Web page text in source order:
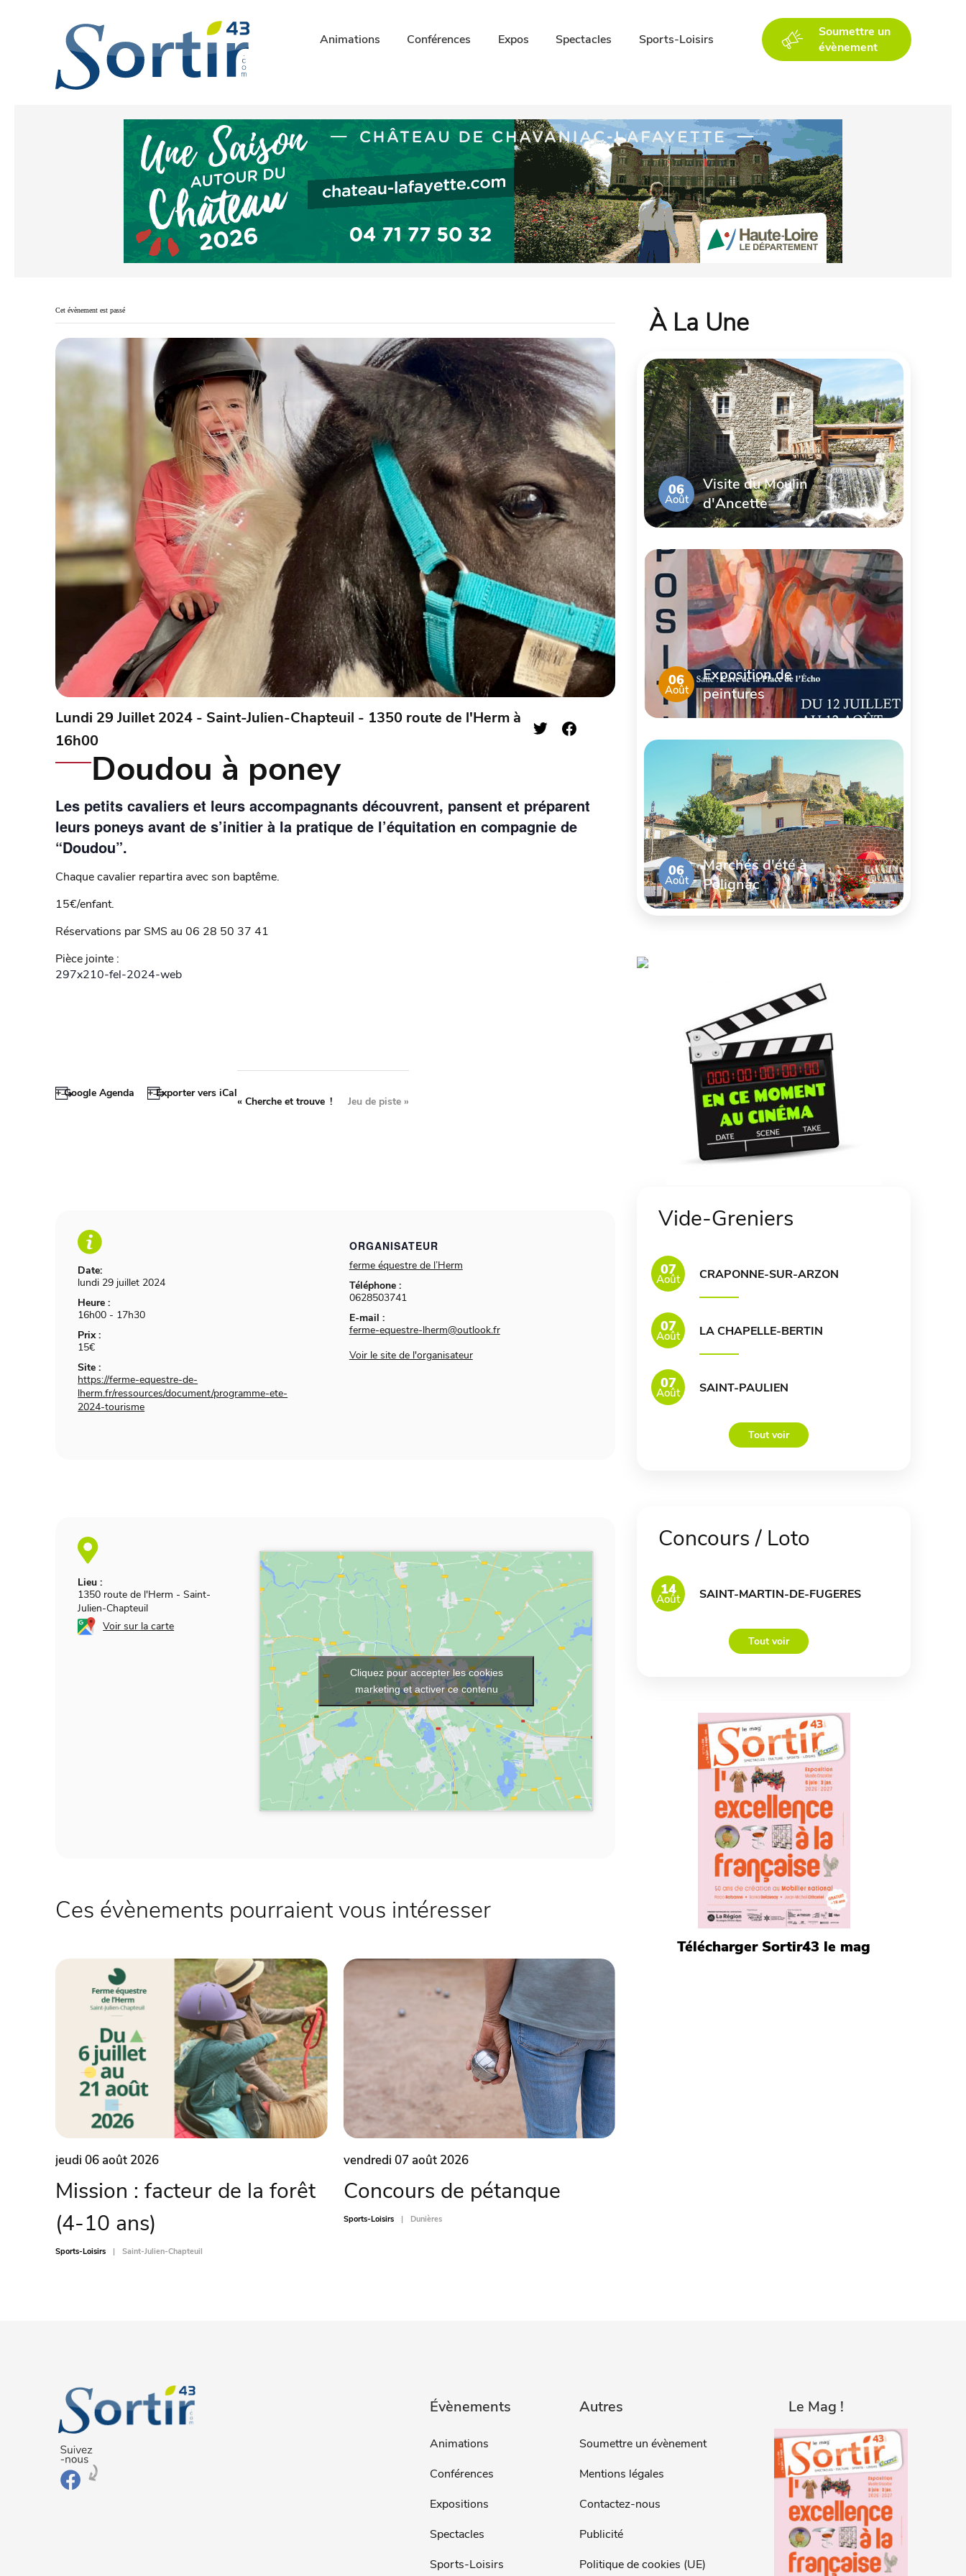
Animations Conférences Expos Spectacles Sports-Loisirs
Soumettre un
évènement
Cet évènement est passé
Lundi 29 Juillet 2024 - Saint-Julien-Chapteuil - 1350 route de l'Herm à
16h00
Doudou à poney
Les petits cavaliers et leurs accompagnants découvrent, pansent et préparent
leurs poneys avant de s’initier à la pratique de l’équitation en compagnie de
“Doudou”.
Chaque cavalier repartira avec son baptême.
15€/enfant.
Réservations par SMS au 06 28 50 37 41
Pièce jointe :
297x210-fel-2024-web
+ Google Agenda + Exporter vers iCal
Date:
lundi 29 juillet 2024
Heure :
16h00 - 17h30
Prix :
15€
Site :
https://ferme-equestre-de-
lherm.fr/ressources/document/programme-ete-
2024-tourisme
ORGANISATEUR
ferme équestre de l’Herm
Téléphone :
0628503741
E-mail :
ferme-equestre-lherm@outlook.fr
Voir le site de l'organisateur
Lieu :
1350 route de l'Herm -Saint-
Julien-Chapteuil
Voir sur la carte
Cliquez pour accepter les cookies
marketing et activer ce contenu
«Cherche et trouve ! Jeu de piste »
Ces évènements pourraient vous intéresser
jeudi 06 août 2026
Mission : facteur de la forêt
(4-10 ans)
Sports-Loisirs Saint-Julien-Chapteuil
vendredi 07 août 2026
Concours de pétanque
Sports-Loisirs Dunières
À La Une
06
Août
Visite du Moulin
d'Ancette
06
Août
Exposition de
peintures
06
Août
Marchés d'été à
Polignac
Vide-Greniers
07
Août CRAPONNE-SUR-ARZON
07
Août LA CHAPELLE-BERTIN
07
Août SAINT-PAULIEN
Tout voir
Concours / Loto
14
Août SAINT-MARTIN-DE-FUGERES
Tout voir
Télécharger Sortir43 le mag
Évènements
Animations
Conférences
Expositions
Spectacles
Sports-Loisirs
Autres
Soumettre un évènement
Mentions légales
Contactez-nous
Publicité
Politique de cookies (UE)
Le Mag !